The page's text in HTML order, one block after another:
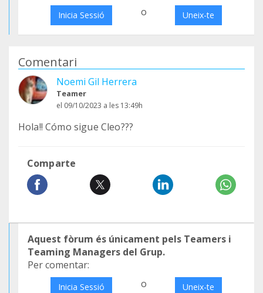
Inicia Sessió o Uneix-te
Comentari
Noemi Gil Herrera
Teamer
el 09/10/2023 a les 13:49h
Hola!! Cómo sigue Cleo???
Comparte
Aquest fòrum és únicament pels Teamers i
Teaming Managers del Grup.
Per comentar:
Inicia Sessió o Uneix-te